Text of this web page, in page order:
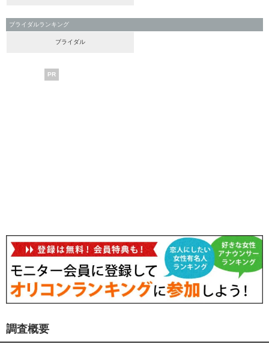
ブライダルランキング
ブライダル
PR
調査概要